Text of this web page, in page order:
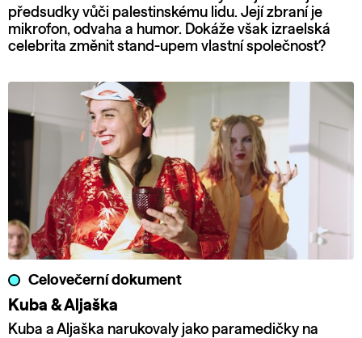
předsudky vůči palestinskému lidu. Její zbraní je
mikrofon, odvaha a humor. Dokáže však izraelská
celebrita změnit stand-upem vlastní společnost?
Celovečerní dokument
Kuba & Aljaška
Kuba a Aljaška narukovaly jako paramedičky na